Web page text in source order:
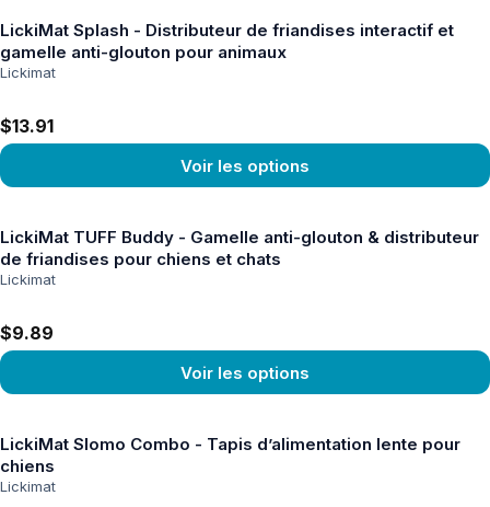
LickiMat Splash - Distributeur de friandises interactif et
gamelle anti-glouton pour animaux
Lickimat
$13.91
Voir les options
LickiMat TUFF Buddy - Gamelle anti-glouton & distributeur
de friandises pour chiens et chats
Lickimat
$9.89
Voir les options
LickiMat Slomo Combo - Tapis d’alimentation lente pour
chiens
Lickimat